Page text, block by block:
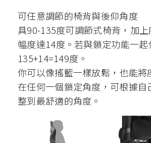
可任意調節的椅背與後仰角度
具90-135度可調節式椅背，加
幅度達14度。若與鎖定功能一
135+14=149度。
你可以像搖籃一樣放鬆，也能將
在任何一個鎖定角度，可根據自
整到最舒適的角度。